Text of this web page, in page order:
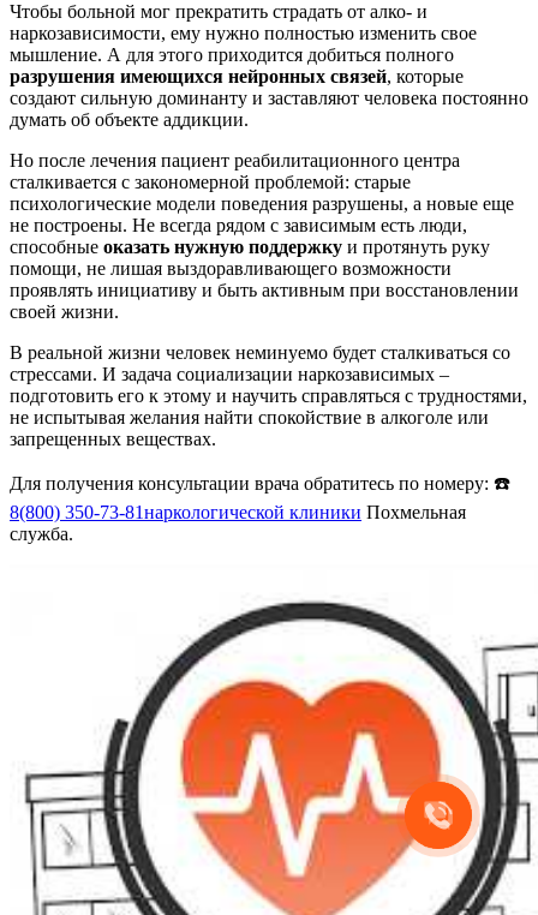
Чтобы больной мог прекратить страдать от алко- и
наркозависимости, ему нужно полностью изменить свое
мышление. А для этого приходится добиться полного
разрушения имеющихся нейронных связей, которые
создают сильную доминанту и заставляют человека постоянно
думать об объекте аддикции.
Но после лечения пациент реабилитационного центра
сталкивается с закономерной проблемой: старые
психологические модели поведения разрушены, а новые еще
не построены. Не всегда рядом с зависимым есть люди,
способные оказать нужную поддержку и протянуть руку
помощи, не лишая выздоравливающего возможности
проявлять инициативу и быть активным при восстановлении
своей жизни.
В реальной жизни человек неминуемо будет сталкиваться со
стрессами. И задача социализации наркозависимых –
подготовить его к этому и научить справляться с трудностями,
не испытывая желания найти спокойствие в алкоголе или
запрещенных веществах.
Для получения консультации врача обратитесь по номеру: ☎️
8(800) 350-73-81наркологической клиники Похмельная
служба.